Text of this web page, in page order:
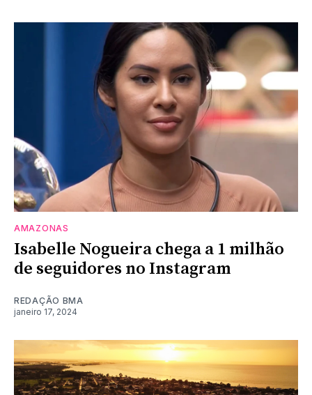
AMAZONAS
Isabelle Nogueira chega a 1 milhão
de seguidores no Instagram
REDAÇÃO BMA
janeiro 17, 2024